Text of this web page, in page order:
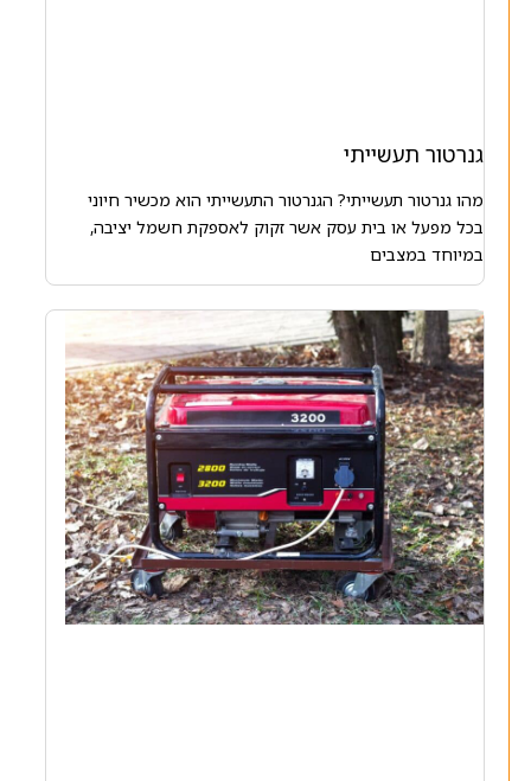
גנרטור תעשייתי
מהו גנרטור תעשייתי? הגנרטור התעשייתי הוא מכשיר חיוני
בכל מפעל או בית עסק אשר זקוק לאספקת חשמל יציבה,
במיוחד במצבים